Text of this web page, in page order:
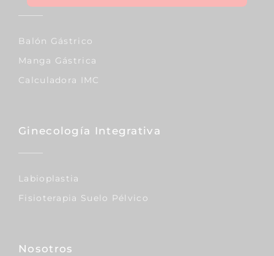
Balón Gástrico
Manga Gástrica
Calculadora IMC
Ginecología Integrativa
Labioplastia
Fisioterapia Suelo Pélvico
Nosotros